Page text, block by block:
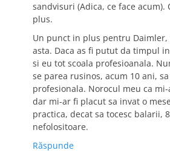
sandvisuri (Adica, ce face acum).
plus.
Un punct in plus pentru Daimler,
asta. Daca as fi putut da timpul
si eu tot scoala profesioanala.
se parea rusinos, acum 10 ani,
profesionala. Norocul meu ca
dar mi-ar fi placut sa invat o
practica, decat sa tocesc balarii,
nefolositoare.
Răspunde